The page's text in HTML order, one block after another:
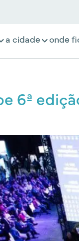
a cidade onde
6ª